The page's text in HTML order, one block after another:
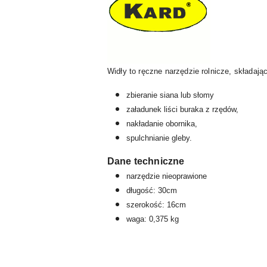
Widły to ręczne narzędzie rolnicze,
zbieranie siana lub słomy
załadunek liści buraka z rzędów,
nakładanie obornika,
spulchnianie gleby.
Dane techniczne
narzędzie nieoprawione
długość: 30cm
szerokość: 16cm
waga: 0,375 kg